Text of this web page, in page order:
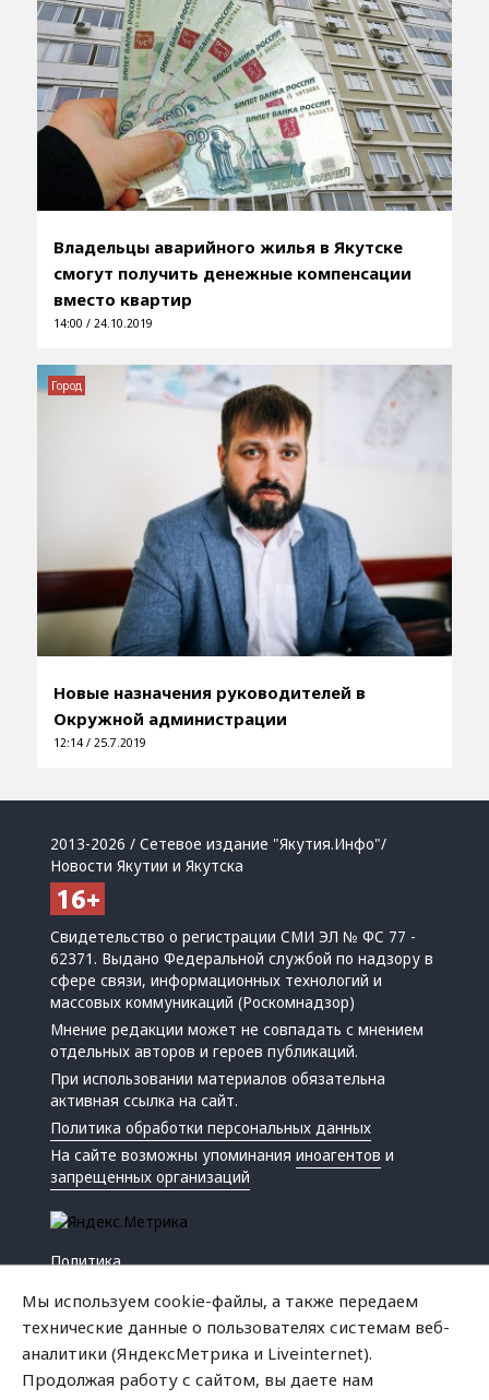
Владельцы аварийного жилья в Якутске
смогут получить денежные компенсации
вместо квартир
14:00 / 24.10.2019
Новые назначения руководителей в
Окружной администрации
12:14 / 25.7.2019
Город
2013-2026 / Сетевое издание "Якутия.Инфо"/
Новости Якутии и Якутска
Свидетельство о регистрации СМИ ЭЛ № ФС 77 -
62371. Выдано Федеральной службой по надзору в
сфере связи, информационных технологий и
массовых коммуникаций (Роскомнадзор)
Мнение редакции может не совпадать с мнением
отдельных авторов и героев публикаций.
При использовании материалов обязательна
активная ссылка на сайт.
Политика обработки персональных данных
На сайте возможны упоминанияиноагентов и
запрещенных организаций
Политика
Мы используем cookie-файлы, а также передаем
технические данные о пользователях системам веб-
аналитики (ЯндексМетрика и Liveinternet).
Продолжая работу с сайтом, вы даете нам